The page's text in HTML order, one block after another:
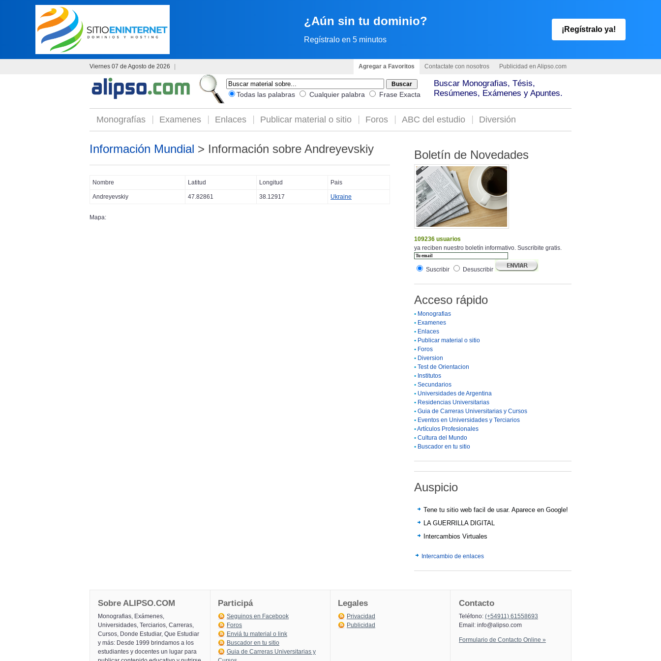
¿Aún sin tu dominio?
Regístralo en 5 minutos
¡Regístralo ya!
Viernes 07 de Agosto de 2026 Agregar a Favoritos Contactate con nosotros Publicidad en Alipso.com
Todas las palabras Cualquier palabra Frase Exacta
Buscar Monografias, Tésis,
Resúmenes, Exámenes y Apuntes.
Monografías Examenes Enlaces Publicar material o sitio Foros ABC del estudio Diversión
Información Mundial > Información sobre Andreyevskiy
Nombre Latitud Longitud Pais
Andreyevskiy 47.82861 38.12917 Ukraine
Mapa:
Boletín de Novedades
109236 usuarios
ya reciben nuestro boletín informativo. Suscribite gratis.
Suscribir Desuscribir
Acceso rápido
• Monografias
• Examenes
• Enlaces
• Publicar material o sitio
• Foros
• Diversion
• Test de Orientacion
• Institutos
• Secundarios
• Universidades de Argentina
• Residencias Universitarias
• Guia de Carreras Universitarias y Cursos
• Eventos en Universidades y Terciarios
•Artículos Profesionales
• Cultura del Mundo
• Buscador en tu sitio
Auspicio
Tene tu sitio web facil de usar. Aparece en Google!
LA GUERRILLA DIGITAL
Intercambios Virtuales
Intercambio de enlaces
Sobre ALIPSO.COM
Monografias, Exámenes,
Universidades, Terciarios, Carreras,
Cursos, Donde Estudiar, Que Estudiar
y más: Desde 1999 brindamos a los
estudiantes y docentes un lugar para
Participá
Seguinos en Facebook
Foros
Enviá tu material o link
Buscador en tu sitio
Guia de Carreras Universitarias y
Legales
Privacidad
Publicidad
Contacto
Teléfono: (+54911) 61558693
Email: info@alipso.com
Formulario de Contacto Online »